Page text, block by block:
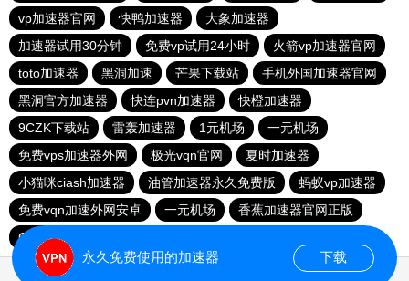
vp加速器官网
快鸭加速器
大象加速器
加速器试用30分钟
免费vp试用24小时
火箭vp加速器官网
toto加速器
黑洞加速 芒果下载站
手机外国加速器官网
黑洞官方加速器
快连pvn加速器
快橙加速器
9CZK下载站
雷轰加速器 1元机场
一元机场
免费vps加速器外网
极光vqn官网
夏时加速器
小猫咪ciash加速器
油管加速器永久免费版
蚂蚁vp加速器
免费vqn加速外网安卓
一元机场
香蕉加速器官网正版
CC加速器
永久免费使用的加速器 下载